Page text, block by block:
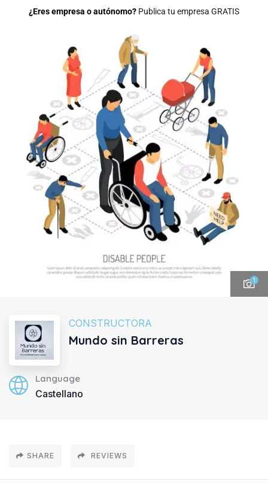
¿Eres empresa o autónomo? Publica tu empresa GRATIS
1
CONSTRUCTORA
Mundo sin Barreras
Language
Castellano
SHARE REVIEWS